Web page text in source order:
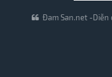
Đam San.net -Diễn